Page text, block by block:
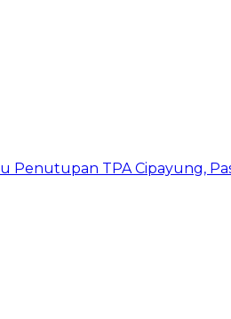
Penutupan TPA Cipayung,